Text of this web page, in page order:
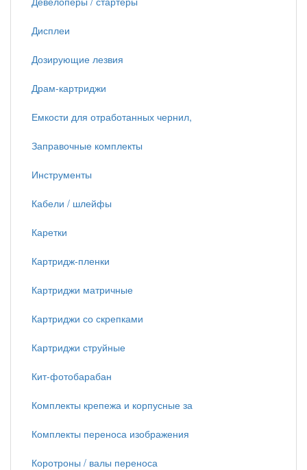
Дисплеи
Дозирующие лезвия
Драм-картриджи
Емкости для отработанных чернил,
Заправочные комплекты
Инструменты
Кабели / шлейфы
Каретки
Картридж-пленки
Картриджи матричные
Картриджи со скрепками
Картриджи струйные
Кит-фотобарабан
Комплекты крепежа и корпусные за
Комплекты переноса изображения
Коротроны / валы переноса